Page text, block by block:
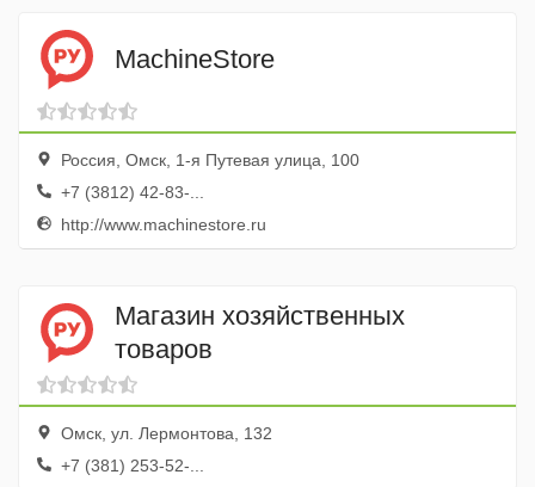
MachineStore
Россия, Омск, 1-я Путевая улица, 100
+7 (3812) 42-83-...
http://www.machinestore.ru
Магазин хозяйственных
товаров
Омск, ул. Лермонтова, 132
+7 (381) 253-52-...